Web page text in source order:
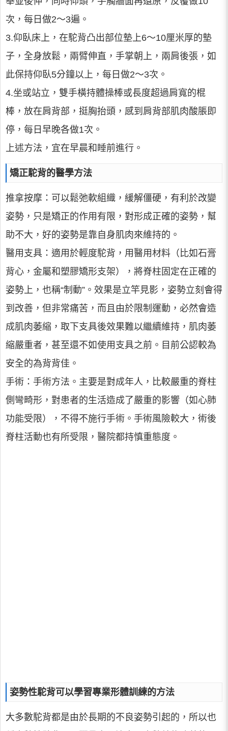
次，每日做2～3遍。
3.仰臥床上，在駝背凸出部位墊上6～10厘米厚的墊
子，全身放鬆，兩臂伸直，手掌朝上，兩肩後張，如
此保持仰臥5分鐘以上，每日做2～3次。
4.坐或站立，雙手橫持體操棒或長度超過肩寬的棍
棒，放在肩背部，挺胸抬頭，感到肩背部肌肉酸脹即
停，每日早晚各做1次。
上述方法，宜在早晨和睡前進行。
矯正駝背的醫學方法
推拿按摩：可以鬆弛軟組織，緩解僵硬，有利於改變
姿勢，只是矯正的作用有限，對形成正確的姿勢，幫
助不大，好的姿勢是靠自身肌肉來維持的。
醫用支具：適用於輕度駝背，用醫用材料（比如石膏
背心，金屬和塑膠矯形支架），將脊柱固定在正確的
姿勢上，也稱“制動”。效果是立竿見影，姿勢立刻會得
到改善，但非常痛苦，而且由於限制運動，必然會造
成肌肉萎縮，取下支具後效果難以繼續維持，肌肉萎
縮嚴重者，甚至還不如使用支具之前。目前公認較為
安全的為背背佳。
手術：手術方法。主要是對成年人，比較嚴重的脊柱
側彎畸形，對患者的生活造成了嚴重的影響（如心肺
功能受限），不得不施行手術。手術風險較大，術後
脊柱活動也有所受限，醫院都持慎重態度。
姿勢性駝背可以學習專業形體訓練的方法
大多數駝背都是由於長期的不良姿勢引起的，所以也